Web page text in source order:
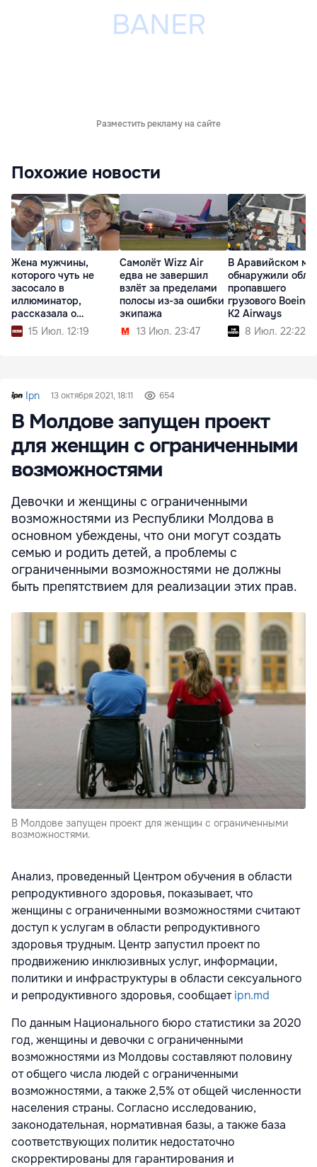
Разместить рекламу на сайте
Похожие новости
Жена мужчины,
которого чуть не
засосало в
иллюминатор,
рассказала о
пережитом
15 Июл. 12:19
Самолёт Wizz Air
едва не завершил
взлёт за пределами
полосы из-за ошибки
экипажа
13 Июл. 23:47
В Аравийском
обнаружили
пропавшего
грузового Boeing
K2 Airways
8 Июл. 22:22
Ipn 13 октября 2021, 18:11 654
В Молдове запущен проект
для женщин с ограниченными
возможностями
Девочки и женщины с ограниченными
возможностями из Республики Молдова в
основном убеждены, что они могут создать
семью и родить детей, а проблемы с
ограниченными возможностями не должны
быть препятствием для реализации этих прав.
В Молдове запущен проект для женщин с ограниченными
возможностями.
Анализ, проведенный Центром обучения в области
репродуктивного здоровья, показывает, что
женщины с ограниченными возможностями считают
доступ к услугам в области репродуктивного
здоровья трудным. Центр запустил проект по
продвижению инклюзивных услуг, информации,
политики и инфраструктуры в области сексуального
и репродуктивного здоровья, сообщаетipn.md
По данным Национального бюро статистики за 2020
год, женщины и девочки с ограниченными
возможностями из Молдовы составляют половину
от общего числа людей с ограниченными
возможностями, а также 2,5% от общей численности
населения страны. Согласно исследованию,
законодательная, нормативная базы, а также база
соответствующих политик недостаточно
скорректированы для гарантирования и